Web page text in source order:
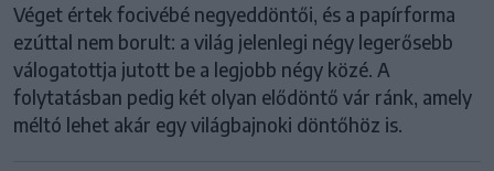
Véget értek focivébé negyeddöntői, és a papírforma
ezúttal nem borult: a világ jelenlegi négy legerősebb
válogatottja jutott be a legjobb négy közé. A
folytatásban pedig két olyan elődöntő vár ránk, amely
méltó lehet akár egy világbajnoki döntőhöz is.